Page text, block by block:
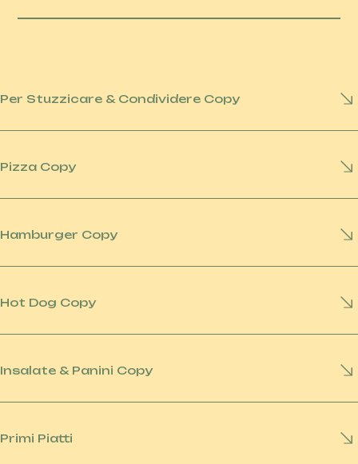
Per Stuzzicare & Condividere Copy
Pizza Copy
Hamburger Copy
Hot Dog Copy
Insalate & Panini Copy
Primi Piatti